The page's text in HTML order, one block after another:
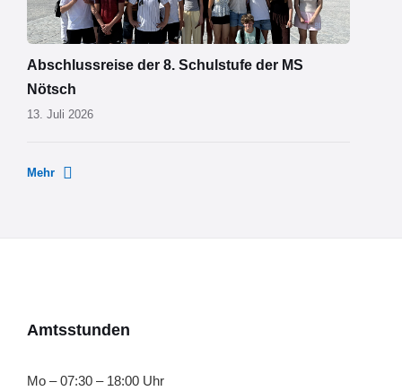
01.png
Abschlussreise der 8. Schulstufe der MS
Nötsch
13. Juli 2026
Mehr
Amtsstunden
Mo – 07:30 – 18:00 Uhr